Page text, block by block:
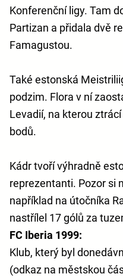
Konferenční ligy. Tam
Partizan a přidala dvě
Famagustou.
Také estonská
podzim. Flora v ní
Levadií, na kterou
bodů.
Kádr tvoří výhradně
reprezentanti. Pozor si
například na útočníka
nastřílel 17 gólů za
FC Iberia 1999:
Klub, který byl
(odkaz na městskou